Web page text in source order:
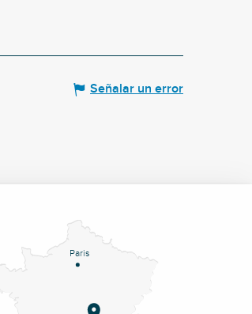
Señalar un error
Paris